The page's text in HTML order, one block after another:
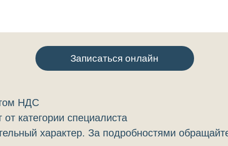
НДС
категории специалиста
характер. За подробностями
Записаться онлайн